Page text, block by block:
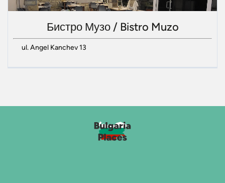
Бистро Музо / Bistro Muzo
ul. Angel Kanchev 13